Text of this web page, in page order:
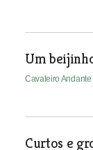
Um
Cavaleiro Andante
Curtos e